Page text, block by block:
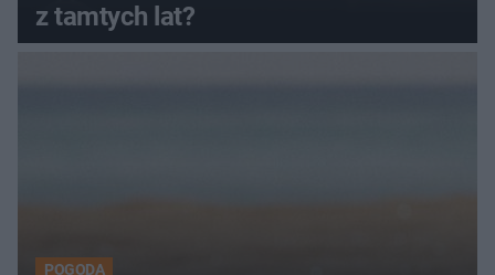
z tamtych lat?
POGODA